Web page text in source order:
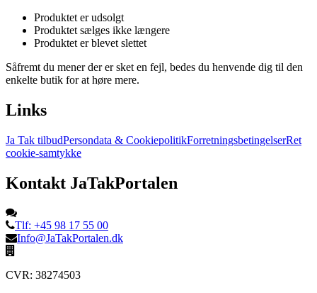
Produktet er udsolgt
Produktet sælges ikke længere
Produktet er blevet slettet
Såfremt du mener der er sket en fejl, bedes du henvende dig til den
enkelte butik for at høre mere.
Links
Ja Tak tilbudPersondata & CookiepolitikForretningsbetingelserRet
cookie-samtykke
Kontakt JaTakPortalen
Tlf: +45 98 17 55 00
Info@JaTakPortalen.dk
CVR: 38274503